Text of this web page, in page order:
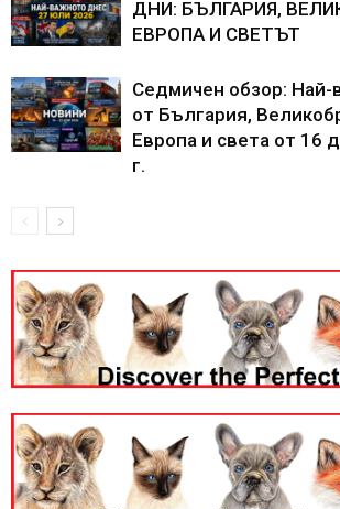
ДНИ: БЪЛГАРИЯ,
ЕВРОПА И СВЕТЪТ
Седмичен обзор: Най-
от България,
Европа и света от 16
г.